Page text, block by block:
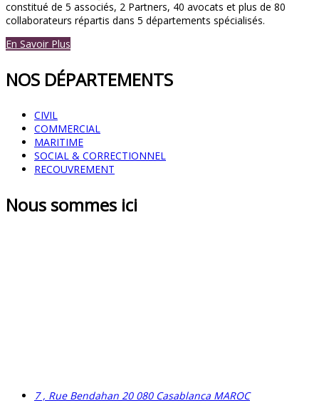
constitué de 5 associés, 2 Partners, 40 avocats et plus de 80
collaborateurs répartis dans 5 départements spécialisés.
En Savoir Plus
NOS DÉPARTEMENTS
CIVIL
COMMERCIAL
MARITIME
SOCIAL & CORRECTIONNEL
RECOUVREMENT
Nous sommes ici
7 , Rue Bendahan 20 080 Casablanca MAROC